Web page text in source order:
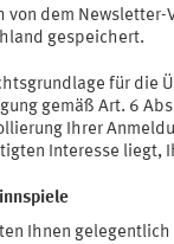
von dem Newsletter-
gespeichert.
für die
gemäß Art. 6
Ihrer
Interesse liegt,
Ihnen